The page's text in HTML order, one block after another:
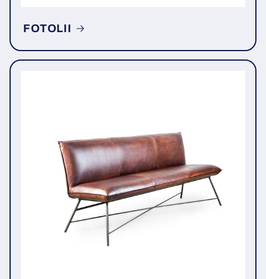
FOTOLII